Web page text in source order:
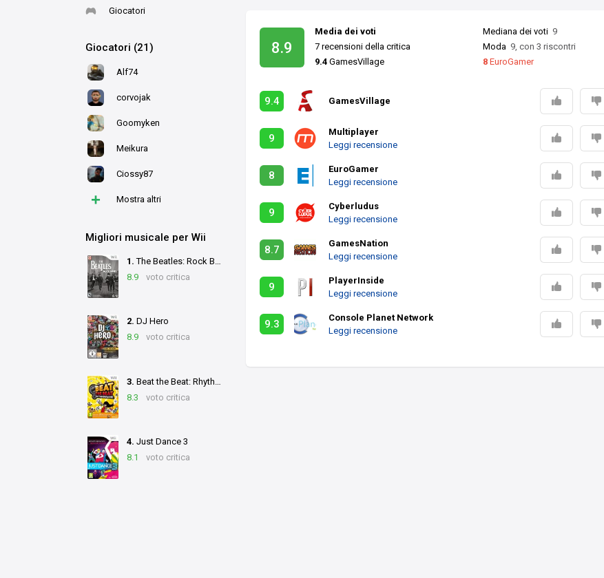
Giocatori
Giocatori (21)
Alf74
corvojak
Goomyken
Meikura
Ciossy87
+ Mostra altri
Migliori musicale per Wii
1. The Beatles: Rock Band
8.9
voto critica
2. DJ Hero
8.9
voto critica
3. Beat the Beat: Rhythm Paradise
8.3
voto critica
4. Just Dance 3
8.1
voto critica
8.9
Media dei voti
7 recensioni della critica
Mediana dei voti 9
Moda 9, con 3 riscontri
9.4 GamesVillage 8EuroGamer
9.4 GamesVillage
9
Multiplayer
Leggi recensione
8
EuroGamer
Leggi recensione
9
Cyberludus
Leggi recensione
8.7
GamesNation
Leggi recensione
9
PlayerInside
Leggi recensione
9.3
Console Planet Network
Leggi recensione